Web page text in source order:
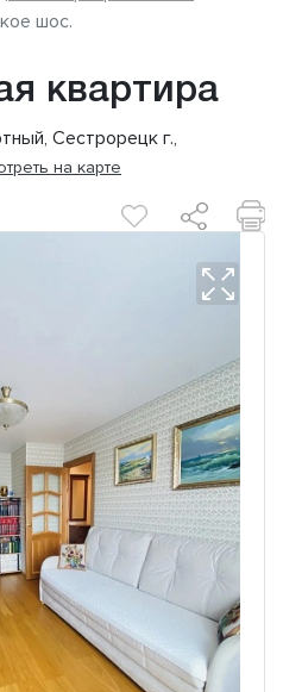
шос.
квартира
Сестрорецк г.,
на карте